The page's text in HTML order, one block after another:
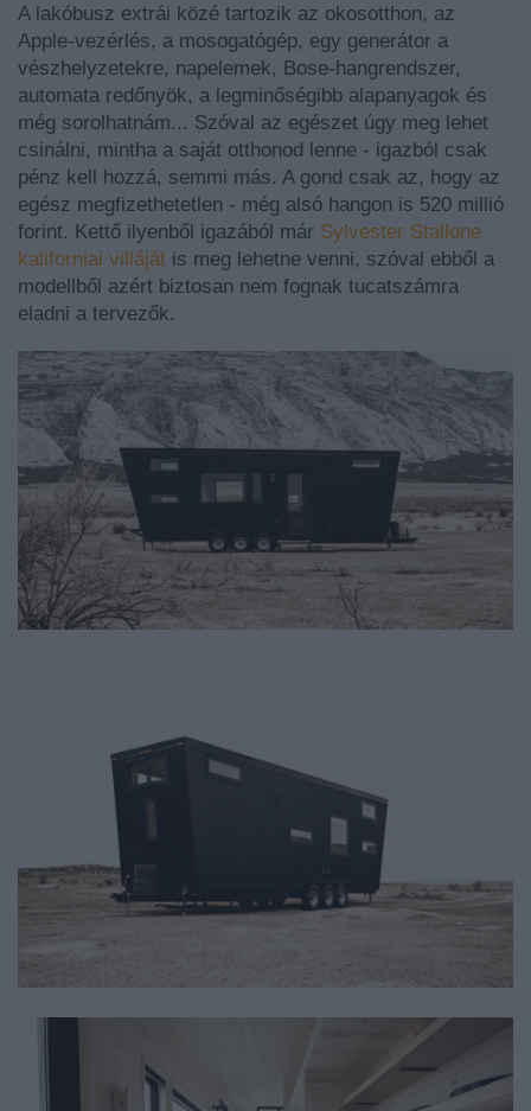
A lakóbusz extrái közé tartozik az okosotthon, az
Apple-vezérlés, a mosogatógép, egy generátor a
vészhelyzetekre, napelemek, Bose-hangrendszer,
automata redőnyök, a legminőségibb alapanyagok és
még sorolhatnám... Szóval az egészet úgy meg lehet
csinálni, mintha a saját otthonod lenne - igazból csak
pénz kell hozzá, semmi más. A gond csak az, hogy az
egész megfizethetetlen - még alsó hangon is 520 millió
forint. Kettő ilyenből igazából már Sylvester Stallone
kaliforniai villáját is meg lehetne venni, szóval ebből a
modellből azért biztosan nem fognak tucatszámra
eladni a tervezők.